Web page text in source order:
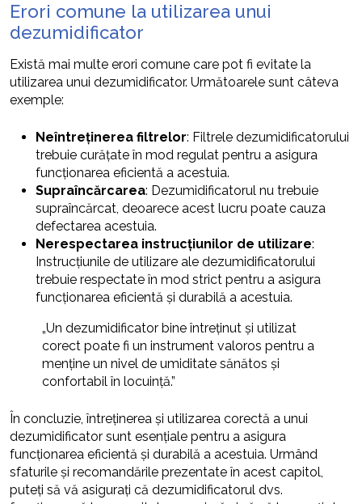
Erori comune la utilizarea unui
dezumidificator
Există mai multe erori comune care pot fi evitate la
utilizarea unui dezumidificator. Următoarele sunt câteva
exemple:
Neîntreținerea filtrelor: Filtrele dezumidificatorului
trebuie curățate în mod regulat pentru a asigura
funcționarea eficientă a acestuia.
Supraîncărcarea: Dezumidificatorul nu trebuie
supraîncărcat, deoarece acest lucru poate cauza
defectarea acestuia.
Nerespectarea instrucțiunilor de utilizare:
Instrucțiunile de utilizare ale dezumidificatorului
trebuie respectate în mod strict pentru a asigura
funcționarea eficientă și durabilă a acestuia.
„Un dezumidificator bine întreținut și utilizat
corect poate fi un instrument valoros pentru a
menține un nivel de umiditate sănătos și
confortabil în locuință.”
În concluzie, întreținerea și utilizarea corectă a unui
dezumidificator sunt esențiale pentru a asigura
funcționarea eficientă și durabilă a acestuia. Urmând
sfaturile și recomandările prezentate în acest capitol,
puteți să vă asigurați că dezumidificatorul dvs.